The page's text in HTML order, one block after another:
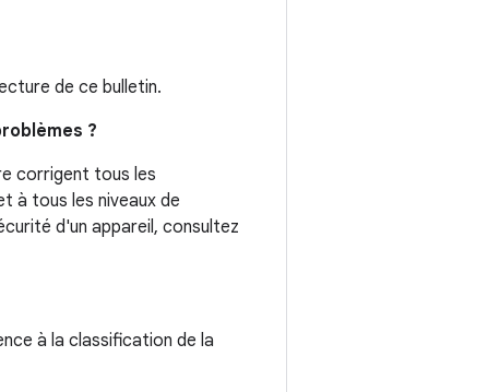
de ce bulletin.
?
corrigent tous les
à tous les niveaux de
d'un appareil, consultez
à la classification de la